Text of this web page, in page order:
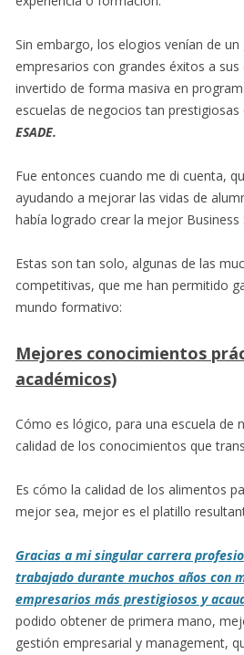
Sin embargo, los elogios venían de
empresarios con grandes éxitos a sus
invertido de forma masiva en
escuelas de negocios tan prestigiosas
ESADE.
Fue entonces cuando me di cuenta,
ayudando a mejorar las vidas de
había logrado crear la mejor Business
Estas son tan solo, algunas de las
competitivas, que me han permitido
mundo formativo:
Mejores conocimientos
académicos)
Cómo es lógico, para una escuela de
calidad de los conocimientos que
Es cómo la calidad de los alimentos
mejor sea, mejor es el platillo
Gracias a mi singular carrera
trabajado durante muchos años con
empresarios más prestigiosos y
podido obtener de primera mano,
gestión empresarial y management,